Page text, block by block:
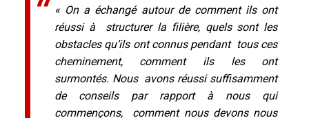
« On a échangé autour de comment ils ont
réussi à structurer la filière, quels sont les
obstacles qu’ils ont connus pendant tous ces
cheminement, comment ils les ont
surmontés. Nous avons réussi suffisamment
de conseils par rapport à nous qui
commençons, comment nous devons nous